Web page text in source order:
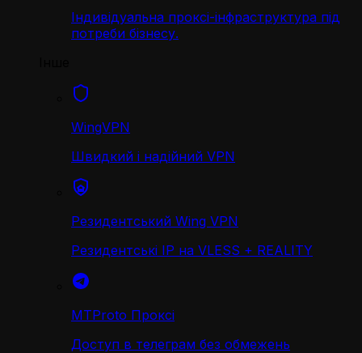
Індивідуальна проксі-інфраструктура під
потреби бізнесу.
WingVPN
Швидкий і надійний VPN
Резидентський Wing VPN
Резидентські IP на VLESS + REALITY
MTProto Проксі
Доступ в телеграм без обмежень